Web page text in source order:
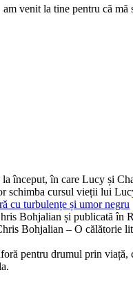
venit la tine pentru că
început, în care Lucy și
schimba cursul vieții lui
cu turbulențe și umor negru
Bohjalian și publicată
Bohjalian – O călătorie
pentru drumul prin